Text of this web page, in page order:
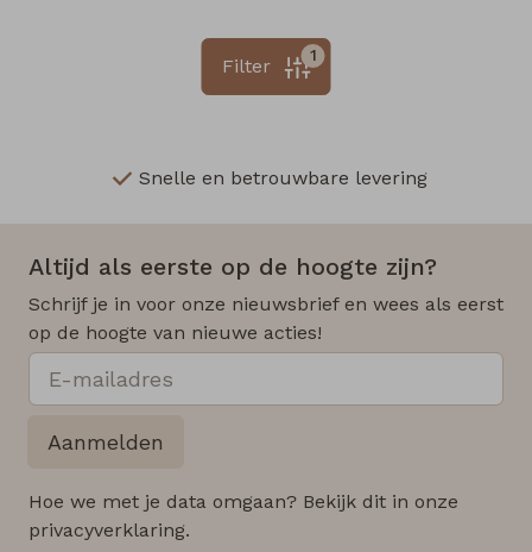
1
Filter
Snelle en betrouwbare levering
Altijd als eerste op de hoogte zijn?
Schrijf je in voor onze nieuwsbrief en wees als eerst
op de hoogte van nieuwe acties!
Aanmelden
Hoe we met je data omgaan? Bekijk dit in onze
privacyverklaring.